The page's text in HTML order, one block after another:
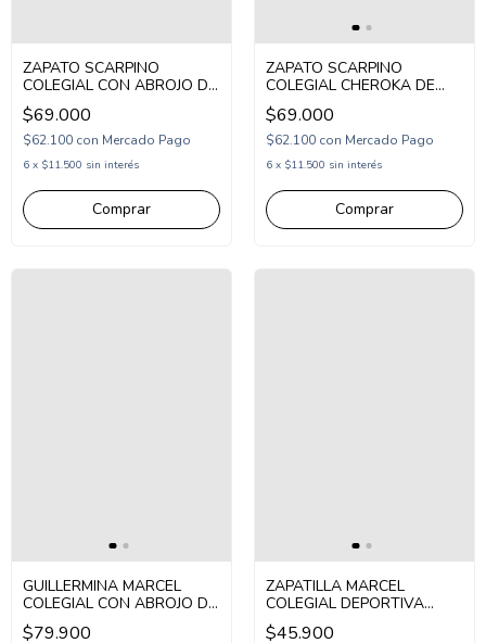
ZAPATO SCARPINO
COLEGIAL CON ABROJO DE
CUERO 27-43 NEGRO
(S44A30/1N)
$69.000
$62.100 con Mercado Pago
6 x $11.500 sin interés
Comprar
ZAPATO SCARPINO
COLEGIAL CHEROKA DE
CUERO 27-43 NEGRO
(S44051/1N)
$69.000
$62.100 con Mercado Pago
6 x $11.500 sin interés
Comprar
GUILLERMINA MARCEL
COLEGIAL CON ABROJO DE
CUERO 27-40 NEGRO
(M300/1N)
$79.900
ZAPATILLA MARCEL
COLEGIAL DEPORTIVA
ABROJO Y CORDON 31-36
BLANCO GRIS
$45.900